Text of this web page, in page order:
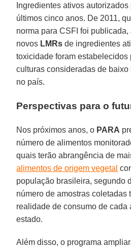
Ingredientes ativos
últimos cinco anos. De 2011,
norma para CSFI foi
novos LMRs de ingredientes
toxicidade foram estabelecidos
culturas consideradas de
no país.
Perspectivas para o
Nos próximos anos, o PARA
número de alimentos
quais terão abrangência de
alimentos de origem vegetal
população brasileira, segundo
número de amostras coletadas
realidade de consumo de cada
estado.
Além disso, o programa